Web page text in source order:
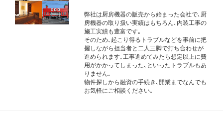
弊社は厨房機器の販売から始まった会社で､厨
房機器の取り扱い実績はもちろん､内装工事の
施工実績も豊富です｡
そのため､起こり得るトラブルなどを事前に把
握しながら担当者と二人三脚で打ち合わせが
進められます｡工事進めてみたら想定以上に費
用がかかってしまった､といったトラブルもあ
りません｡
物件探しから融資の手続き､開業までなんでも
お気軽にご相談ください｡